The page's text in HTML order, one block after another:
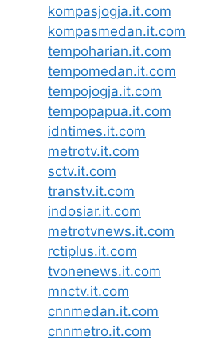
kompasjogja.it.com
kompasmedan.it.com
tempoharian.it.com
tempomedan.it.com
tempojogja.it.com
tempopapua.it.com
idntimes.it.com
metrotv.it.com
sctv.it.com
transtv.it.com
indosiar.it.com
metrotvnews.it.com
rctiplus.it.com
tvonenews.it.com
mnctv.it.com
cnnmedan.it.com
cnnmetro.it.com